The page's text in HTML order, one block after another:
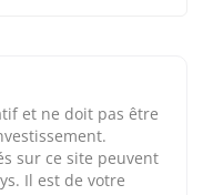
et ne doit pas être
sur ce site peuvent
Il est de votre